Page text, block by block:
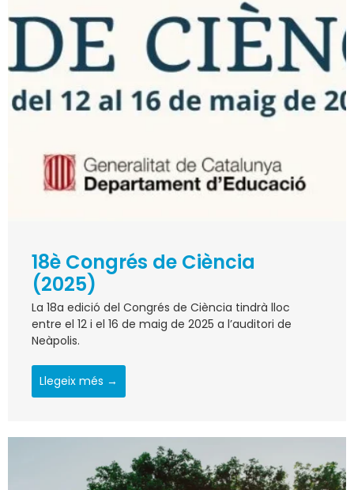
18è Congrés de Ciència
(2025)
La 18a edició del Congrés de Ciència tindrà lloc
entre el 12 i el 16 de maig de 2025 a l’auditori de
Neàpolis.
Llegeix més →